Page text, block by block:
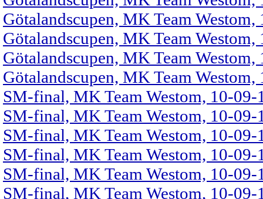
Götalandscupen, MK Team
Götalandscupen, MK Team
Götalandscupen, MK Team
Götalandscupen, MK Team
SM-final, MK Team Westom, 10-09-
SM-final, MK Team Westom, 10-09-
SM-final, MK Team Westom, 10-09-
SM-final, MK Team Westom, 10-09-
SM-final, MK Team Westom, 10-09-
SM-final, MK Team Westom, 10-